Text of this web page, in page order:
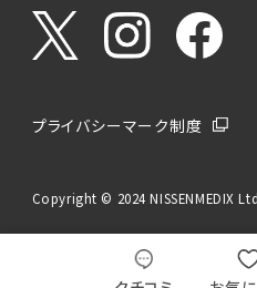
プライバシーマーク制度
Copyright © 2024 NISSENMEDIX